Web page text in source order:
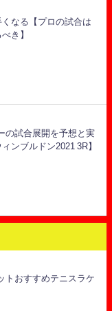
なる【プロの試合は
き】
の試合展開を予想と実
ンブルドン2021 3R】
トおすすめテニスラケ